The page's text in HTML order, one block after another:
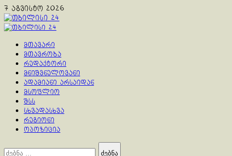
Skip
to
content
7 აგვისტო 2026
Primary
მთავარი
მთავრობა
რედაქტორი
მნიშვნელოვანი
ადამიანი არსაიდან
მსოფლიო
შსს
სხვადასხვა
რეგიონი
ოპოზიცია
ძებნა: